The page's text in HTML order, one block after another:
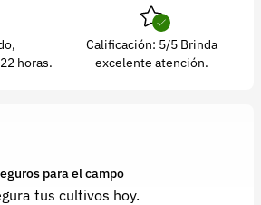
horas.
Calificación: 5/5 Brinda
excelente atención.
para el campo
tus cultivos hoy.